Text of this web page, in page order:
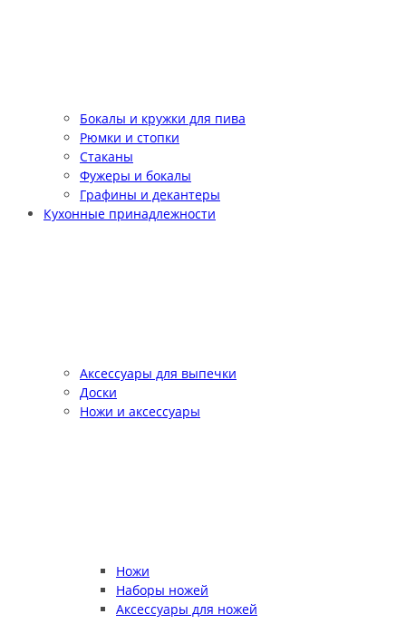
Бокалы и кружки для пива
Рюмки и стопки
Стаканы
Фужеры и бокалы
Графины и декантеры
Кухонные принадлежности
Аксессуары для выпечки
Доски
Ножи и аксессуары
Ножи
Наборы ножей
Аксессуары для ножей